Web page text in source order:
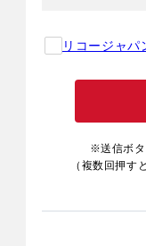
リコージャ
※送信ボタ
（複数回押す